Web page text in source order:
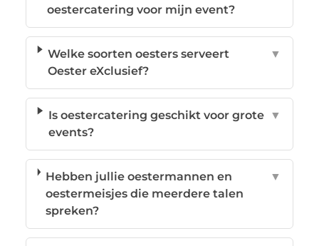
oestercatering voor mijn event?
Welke soorten oesters serveert
Oester eXclusief?
▼
Is oestercatering geschikt voor grote
events?
▼
Hebben jullie oestermannen en
oestermeisjes die meerdere talen
spreken?
▼